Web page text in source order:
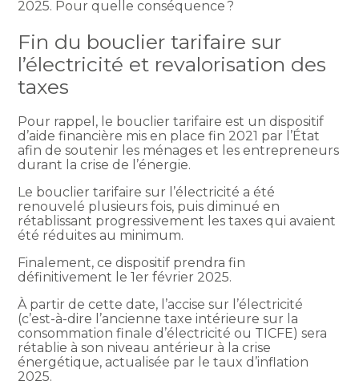
2025. Pour quelle conséquence ?
Fin du bouclier tarifaire sur
l’électricité et revalorisation des
taxes
Pour rappel, le bouclier tarifaire est un dispositif
d’aide financière mis en place fin 2021 par l’État
afin de soutenir les ménages et les entrepreneurs
durant la crise de l’énergie.
Le bouclier tarifaire sur l’électricité a été
renouvelé plusieurs fois, puis diminué en
rétablissant progressivement les taxes qui avaient
été réduites au minimum.
Finalement, ce dispositif prendra fin
définitivement le 1er février 2025.
À partir de cette date, l’accise sur l’électricité
(c’est-à-dire l’ancienne taxe intérieure sur la
consommation finale d’électricité ou TICFE) sera
rétablie à son niveau antérieur à la crise
énergétique, actualisée par le taux d’inflation
2025.